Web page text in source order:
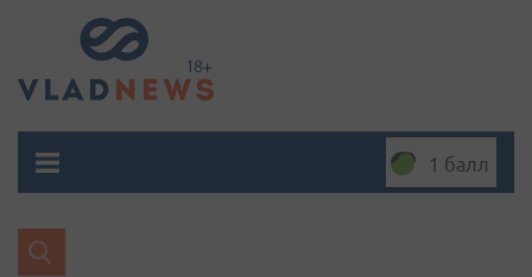
1 балл